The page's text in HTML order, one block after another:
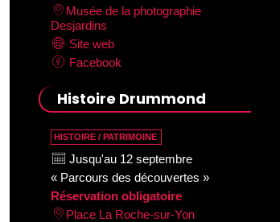
Musée de la photographie
Desjardins
Site web
Facebook
Histoire Drummond
HISTOIRE / PATRIMOINE
Jusqu'au 12 septembre
« Parcours des découvertes »
Réservation obligatoire
Place La Roche-sur-Yon